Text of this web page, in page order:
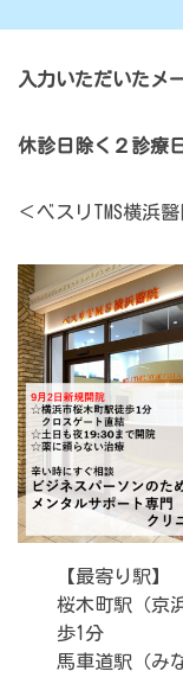
入力いただいたメ
休診日除く２診療
＜ベスリTMS横浜
【最寄り駅】
桜木町駅（京
歩1分
馬車道駅（み